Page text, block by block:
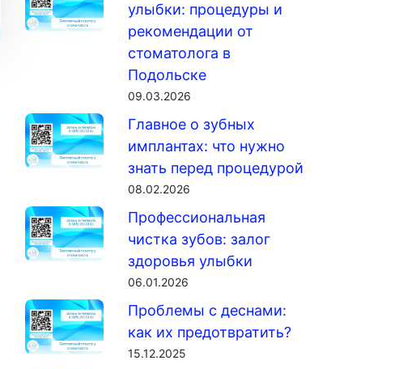
улыбки: процедуры и
рекомендации от
стоматолога в
Подольске
09.03.2026
Главное о зубных
имплантах: что нужно
знать перед процедурой
08.02.2026
Профессиональная
чистка зубов: залог
здоровья улыбки
06.01.2026
Проблемы с деснами:
как их предотвратить?
15.12.2025